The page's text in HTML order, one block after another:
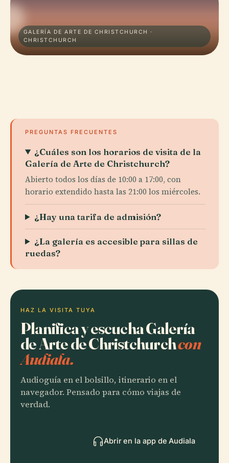
GALERÍA DE ARTE DE CHRISTCHURCH ·
CHRISTCHURCH
PREGUNTAS FRECUENTES
¿Cuáles son los horarios de visita de la
Galería de Arte de Christchurch?
Abierto todos los días de 10:00 a 17:00, con
horario extendido hasta las 21:00 los miércoles.
¿Hay una tarifa de admisión?
¿La galería es accesible para sillas de
ruedas?
HAZ LA VISITA TUYA
Planifica y escucha Galería
de Arte de Christchurchcon
Audiala.
Audioguía en el bolsillo, itinerario en el
navegador. Pensado para cómo viajas de
verdad.
Abrir en la app de Audiala